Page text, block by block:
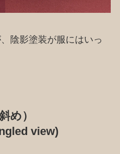
陰影塗装が服にはいっ
め）
view)